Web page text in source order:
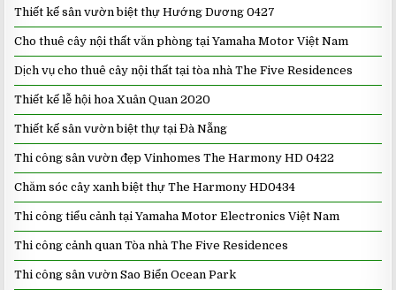
Thiết kế sân vườn biệt thự Hướng Dương 0427
Cho thuê cây nội thất văn phòng tại Yamaha Motor Việt Nam
Dịch vụ cho thuê cây nội thất tại tòa nhà The Five Residences
Thiết kế lễ hội hoa Xuân Quan 2020
Thiết kế sân vườn biệt thự tại Đà Nẵng
Thi công sân vườn đẹp Vinhomes The Harmony HD 0422
Chăm sóc cây xanh biệt thự The Harmony HD0434
Thi công tiểu cảnh tại Yamaha Motor Electronics Việt Nam
Thi công cảnh quan Tòa nhà The Five Residences
Thi công sân vườn Sao Biển Ocean Park